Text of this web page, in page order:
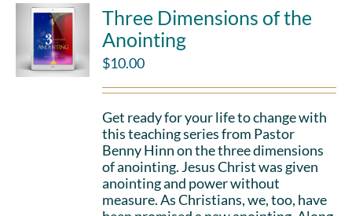
Three Dimensions of the
Anointing
$10.00
Get ready for your life to change with
this teaching series from Pastor
Benny Hinn on the three dimensions
of anointing. Jesus Christ was given
anointing and power without
measure. As Christians, we, too, have